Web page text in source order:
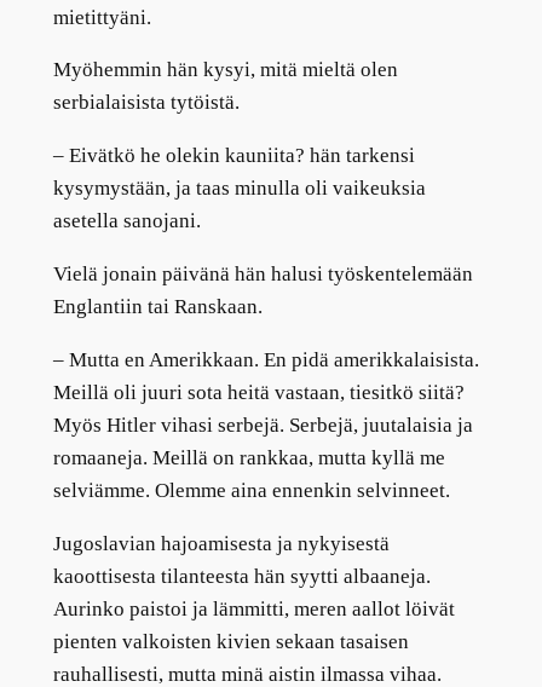
mietittyäni.
Myöhemmin hän kysyi, mitä mieltä olen
serbialaisista tytöistä.
– Eivätkö he olekin kauniita? hän tarkensi
kysymystään, ja taas minulla oli vaikeuksia
asetella sanojani.
Vielä jonain päivänä hän halusi työskentelemään
Englantiin tai Ranskaan.
– Mutta en Amerikkaan. En pidä amerikkalaisista.
Meillä oli juuri sota heitä vastaan, tiesitkö siitä?
Myös Hitler vihasi serbejä. Serbejä, juutalaisia ja
romaaneja. Meillä on rankkaa, mutta kyllä me
selviämme. Olemme aina ennenkin selvinneet.
Jugoslavian hajoamisesta ja nykyisestä
kaoottisesta tilanteesta hän syytti albaaneja.
Aurinko paistoi ja lämmitti, meren aallot löivät
pienten valkoisten kivien sekaan tasaisen
rauhallisesti, mutta minä aistin ilmassa vihaa.